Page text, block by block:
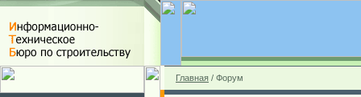
Главная / Форум